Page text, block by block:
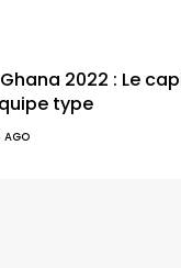
Ghana 2022 : Le
type
AGO